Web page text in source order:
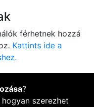
férhetnek hozzá
Kattints ide a
?
szerezhet